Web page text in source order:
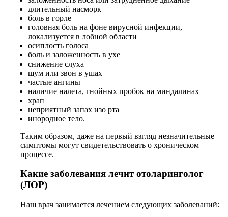
длительный насморк
боль в горле
головная боль на фоне вирусной инфекции,
локализуется в лобной области
осиплость голоса
боль и заложенность в ухе
снижение слуха
шум или звон в ушах
частые ангины
наличие налета, гнойных пробок на миндалинах
храп
неприятный запах изо рта
инородное тело.
Таким образом, даже на первый взгляд незначительные
симптомы могут свидетельствовать о хроническом
процессе.
Какие заболевания лечит отоларинголог
(ЛОР)
Наш врач занимается лечением следующих заболеваний: